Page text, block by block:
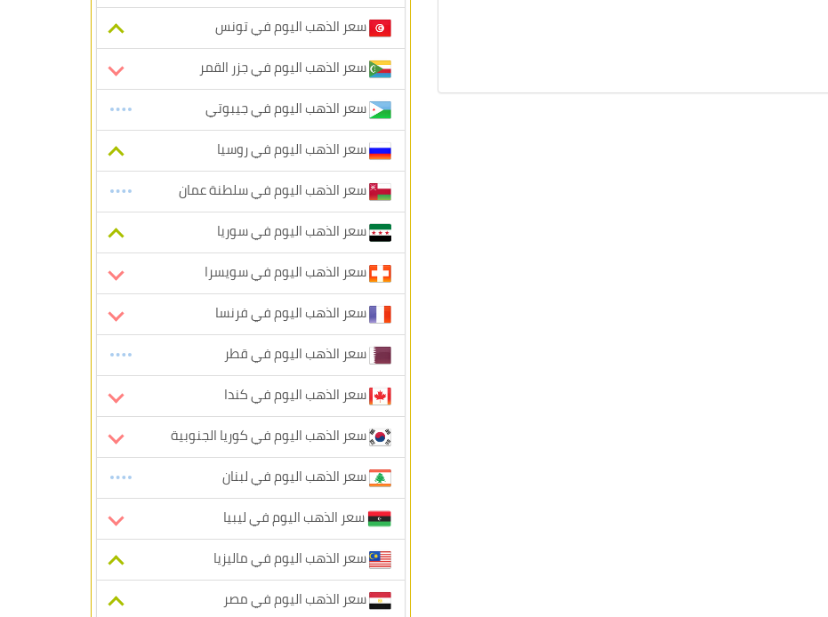
سعر الذهب اليوم في تونس
سعر الذهب اليوم في جزر القمر
سعر الذهب اليوم في جيبوتي
سعر الذهب اليوم في روسيا
سعر الذهب اليوم في سلطنة عمان
سعر الذهب اليوم في سوريا
سعر الذهب اليوم في سويسرا
سعر الذهب اليوم في فرنسا
سعر الذهب اليوم في قطر
سعر الذهب اليوم في كندا
سعر الذهب اليوم في كوريا الجنوبية
سعر الذهب اليوم في لبنان
سعر الذهب اليوم في ليبيا
سعر الذهب اليوم في ماليزيا
سعر الذهب اليوم في مصر